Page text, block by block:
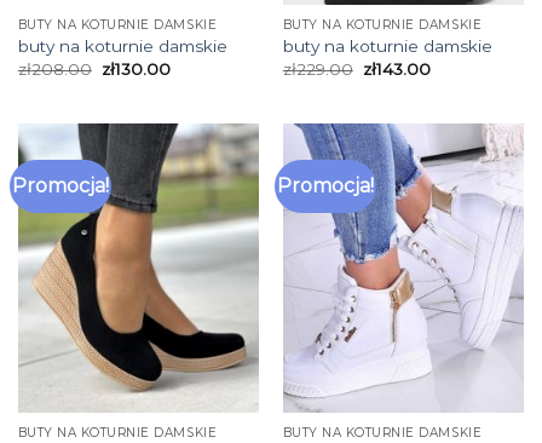
BUTY NA KOTURNIE DAMSKIE
buty na koturnie damskie
zł208.00 zł130.00
BUTY NA KOTURNIE DAMSKIE
buty na koturnie damskie
zł229.00 zł143.00
Promocja!
BUTY NA KOTURNIE DAMSKIE
Promocja!
BUTY NA KOTURNIE DAMSKIE